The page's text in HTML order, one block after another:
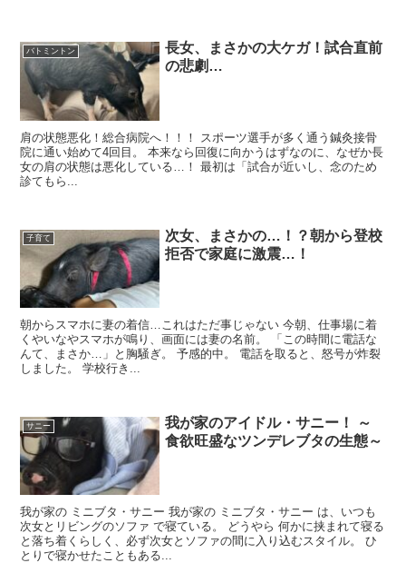
バトミントン
長女、まさかの大ケガ！試合直前
の悲劇…
肩の状態悪化！総合病院へ！！！ スポーツ選手が多く通う鍼灸接骨
院に通い始めて4回目。 本来なら回復に向かうはずなのに、なぜか長
女の肩の状態は悪化している…！ 最初は「試合が近いし、念のため
診てもら...
子育て
次女、まさかの…！？朝から登校
拒否で家庭に激震…！
朝からスマホに妻の着信…これはただ事じゃない 今朝、仕事場に着
くやいなやスマホが鳴り、画面には妻の名前。 「この時間に電話な
んて、まさか…」と胸騒ぎ。 予感的中。 電話を取ると、怒号が炸裂
しました。 学校行き...
サニー
我が家のアイドル・サニー！ ～
食欲旺盛なツンデレブタの生態～
我が家の ミニブタ・サニー 我が家の ミニブタ・サニー は、いつも
次女とリビングのソファ で寝ている。 どうやら 何かに挟まれて寝る
と落ち着くらしく、必ず次女とソファの間に入り込むスタイル。 ひ
とりで寝かせたこともある...